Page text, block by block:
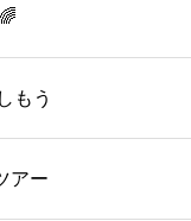
もう
アー